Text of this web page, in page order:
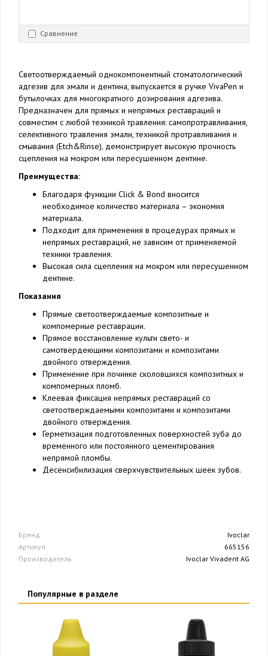
Сравнение
Светоотверждаемый однокомпонентный стоматологический
адгезив для эмали и дентина, выпускается в ручке VivaPen и
бутылочках для многократного дозирования адгезива.
Предназначен для прямых и непрямых реставраций и
совместим с любой техникой травления: самопротравливания,
селективного травления эмали, техникой протравливания и
смывания (Etch&Rinse), демонстрирует высокую прочность
сцепления на мокром или пересушенном дентине.
Преимущества:
Благодаря функции Click & Bond вносится
необходимое количество материала – экономия
материала.
Подходит для применения в процедурах прямых и
непрямых реставраций, не зависим от применяемой
техники травления.
Высокая сила сцепления на мокром или пересушенном
дентине.
Показания
Прямые светоотверждаемые композитные и
компомерные реставрации.
Прямое восстановление культи свето- и
самотвердеющими композитами и композитами
двойного отверждения.
Применение при починке сколовшихся композитных и
компомерных пломб.
Клеевая фиксация непрямых реставраций со
светоотверждаемыми композитами и композитами
двойного отверждения.
Герметизация подготовленных поверхностей зуба до
временного или постоянного цементирования
непрямой пломбы.
Десенсибилизация сверхчувствительных шеек зубов.
Бренд
Ivoclar
Артикул
665156
Производитель
Ivoclar Vivadent AG
Популярные в разделе